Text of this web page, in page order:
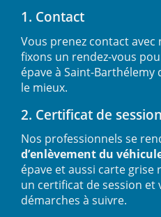
1. Contact
Vous prenez contact
fixons un rendez-vous
épave à Saint-
le mieux.
2. Certificat de session
Nos professionnels se
d’enlèvement du
épave et aussi carte
un certificat de session
démarches à suivre.